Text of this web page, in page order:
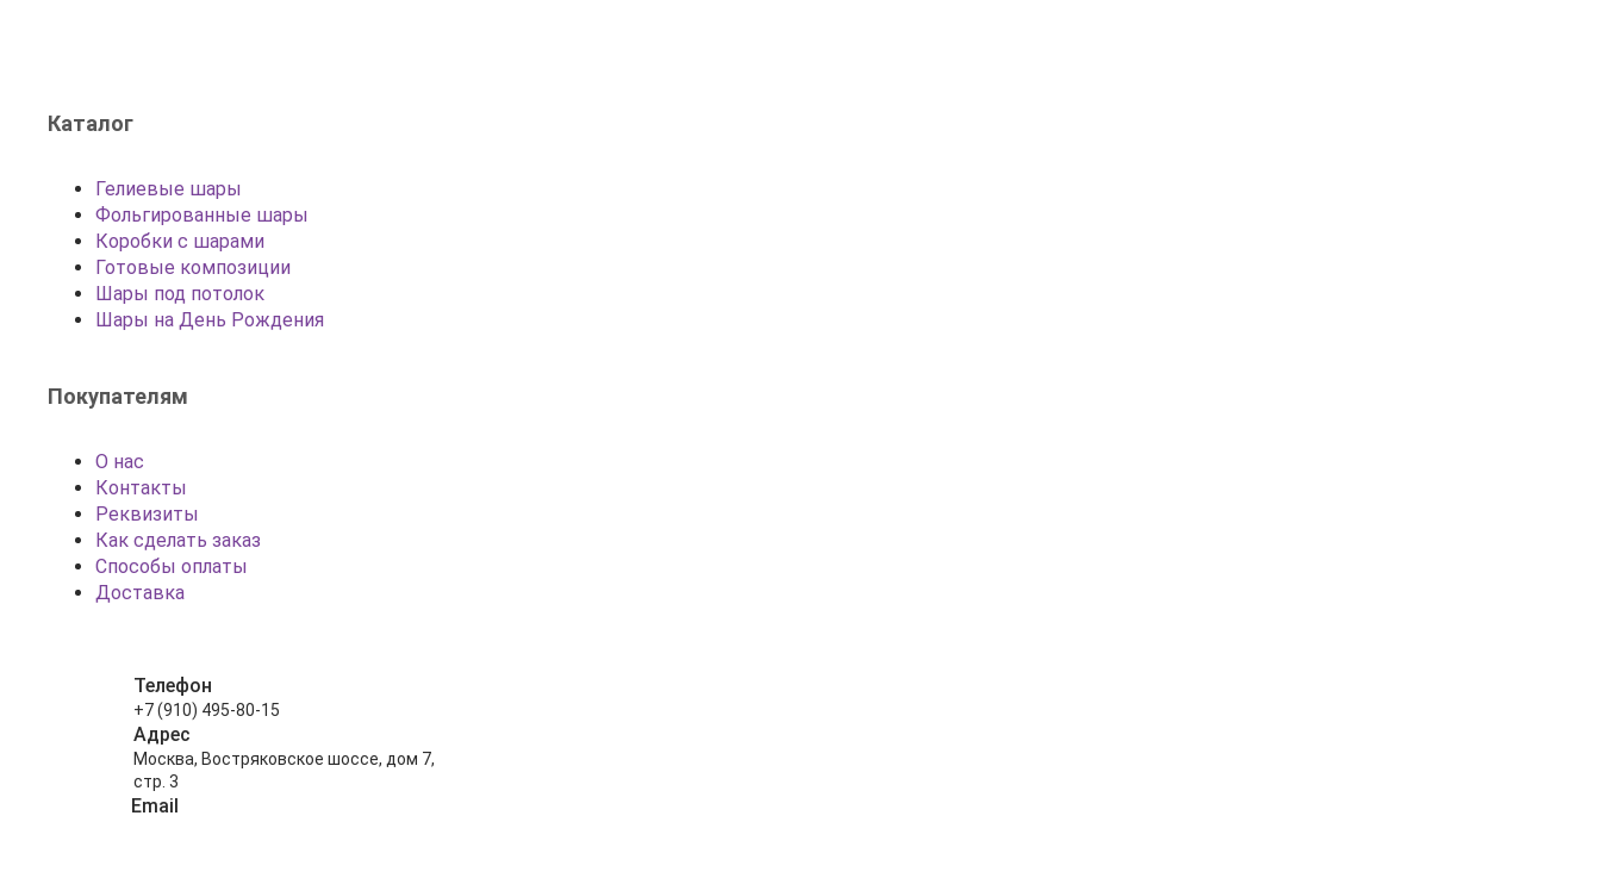
Каталог
Гелиевые шары
Фольгированные шары
Коробки с шарами
Готовые композиции
Шары под потолок
Шары на День Рождения
Покупателям
О нас
Контакты
Реквизиты
Как сделать заказ
Способы оплаты
Доставка
Телефон
+7 (910) 495-80-15
Адрес
Москва, Востряковское шоссе, дом 7,
стр. 3
Email